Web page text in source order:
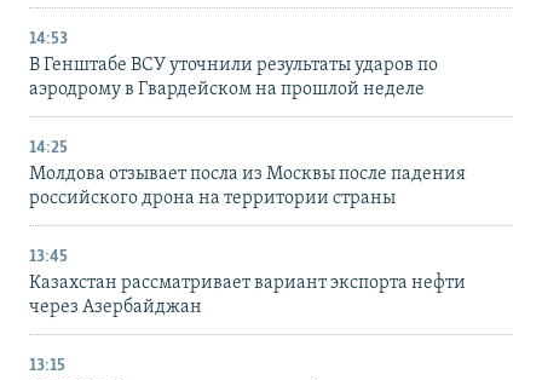
14:53
В Генштабе ВСУ уточнили результаты ударов по
аэродрому в Гвардейском на прошлой неделе
14:25
Молдова отзывает посла из Москвы после падения
российского дрона на территории страны
13:45
Казахстан рассматривает вариант экспорта нефти
через Азербайджан
13:15